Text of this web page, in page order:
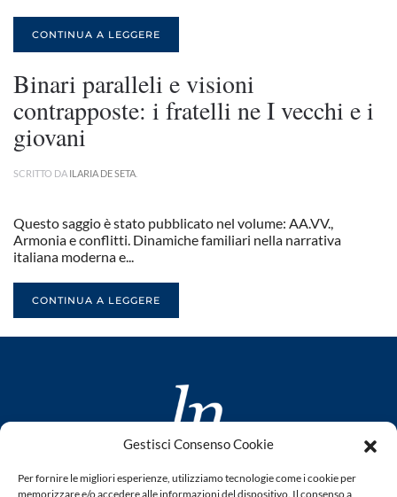
Gestisci Consenso Cookie
Per fornire le migliori esperienze, utilizziamo tecnologie come i cookie per
memorizzare e/o accedere alle informazioni del dispositivo. Il consenso a
CONTINUA A LEGGERE
Binari paralleli e visioni
contrapposte: i fratelli ne I vecchi e i
giovani
SCRITTO DA ILARIA DE SETA
Questo saggio è stato pubblicato nel volume: AA.VV.,
Armonia e conflitti. Dinamiche familiari nella narrativa
italiana moderna e...
CONTINUA A LEGGERE
www.laletteraturaenoi.it
fondato da Romano Luperini